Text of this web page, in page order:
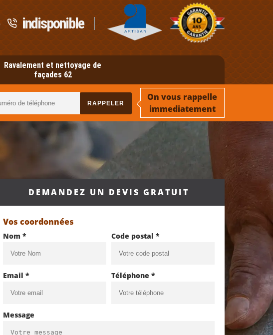
indisponible
Ravalement et nettoyage de
façades 62
On vous rappelle
immediatement
DEMANDEZ UN DEVIS GRATUIT
Vos coordonnées
Nom * Code postal *
Email * Téléphone *
Message